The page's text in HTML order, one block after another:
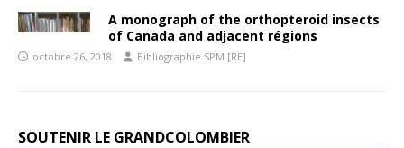
A monograph of the orthopteroid insects
of Canada and adjacent régions
octobre 26, 2018 Bibliographie SPM [RE]
SOUTENIR LE GRANDCOLOMBIER